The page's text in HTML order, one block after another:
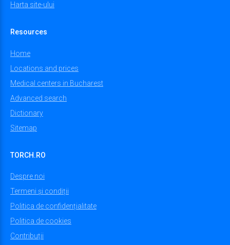
Harta site-ului
Resources
Home
Locations and prices
Medical centers in Bucharest
Advanced search
Dictionary
Sitemap
TORCH.RO
Despre noi
Termeni și condiții
Politica de confidențialitate
Politica de cookies
Contribuții